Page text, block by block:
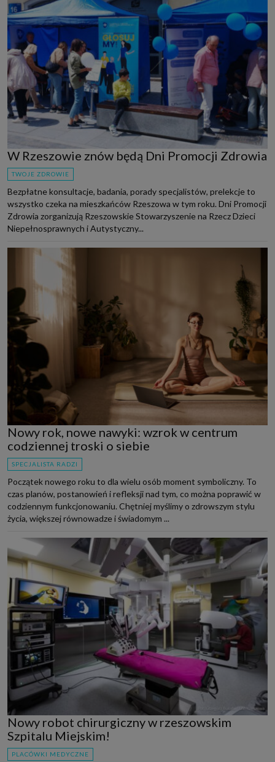
W Rzeszowie znów będą Dni Promocji Zdrowia
TWOJE ZDROWIE
Bezpłatne konsultacje, badania, porady specjalistów, prelekcje to
wszystko czeka na mieszkańców Rzeszowa w tym roku. Dni Promocji
Zdrowia zorganizują Rzeszowskie Stowarzyszenie na Rzecz Dzieci
Niepełnosprawnych i Autystyczny...
Nowy rok, nowe nawyki: wzrok w centrum
codziennej troski o siebie
SPECJALISTA RADZI
Początek nowego roku to dla wielu osób moment symboliczny. To
czas planów, postanowień i refleksji nad tym, co można poprawić w
codziennym funkcjonowaniu. Chętniej myślimy o zdrowszym stylu
życia, większej równowadze i świadomym ...
Nowy robot chirurgiczny w rzeszowskim
Szpitalu Miejskim!
PLACÓWKI MEDYCZNE